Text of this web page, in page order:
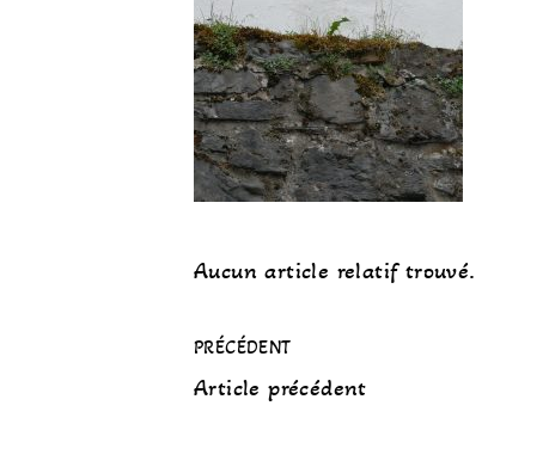
Aucun article relatif trouvé.
PRÉCÉDENT
Article précédent